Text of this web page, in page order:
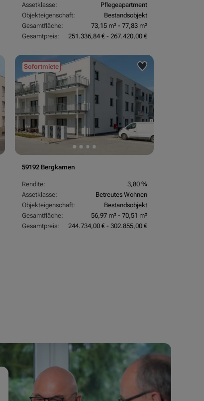
Assetklasse:
Pflegeapartment
Objekteigenschaft:
Bestandsobjekt
Gesamtfläche:
73,15 m² - 77,83 m²
Gesamtpreis:
251.336,84 € - 267.420,00 €
Sofortmiete
59192 Bergkamen
Rendite:
3,80 %
Assetklasse:
Betreutes Wohnen
Objekteigenschaft:
Bestandsobjekt
Gesamtfläche:
56,97 m² - 70,51 m²
Gesamtpreis:
244.734,00 € - 302.855,00 €